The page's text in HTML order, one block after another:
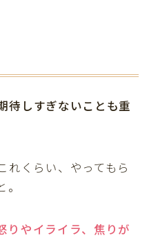
待しすぎないことも重
れくらい、やってもら
りやイライラ、焦りが